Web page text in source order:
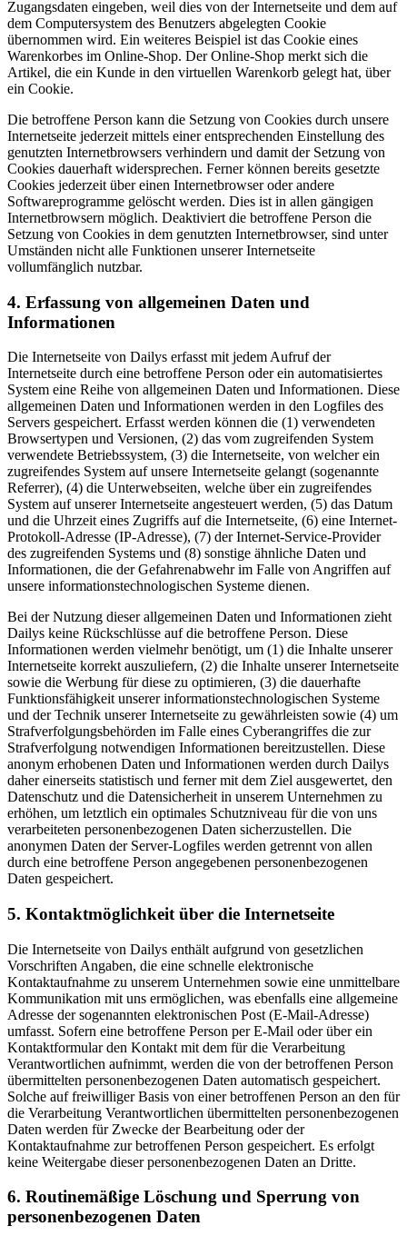
Zugangsdaten eingeben, weil dies von der Internetseite und dem auf
dem Computersystem des Benutzers abgelegten Cookie
übernommen wird. Ein weiteres Beispiel ist das Cookie eines
Warenkorbes im Online-Shop. Der Online-Shop merkt sich die
Artikel, die ein Kunde in den virtuellen Warenkorb gelegt hat, über
ein Cookie.
Die betroffene Person kann die Setzung von Cookies durch unsere
Internetseite jederzeit mittels einer entsprechenden Einstellung des
genutzten Internetbrowsers verhindern und damit der Setzung von
Cookies dauerhaft widersprechen. Ferner können bereits gesetzte
Cookies jederzeit über einen Internetbrowser oder andere
Softwareprogramme gelöscht werden. Dies ist in allen gängigen
Internetbrowsern möglich. Deaktiviert die betroffene Person die
Setzung von Cookies in dem genutzten Internetbrowser, sind unter
Umständen nicht alle Funktionen unserer Internetseite
vollumfänglich nutzbar.
4. Erfassung von allgemeinen Daten und
Informationen
Die Internetseite von Dailys erfasst mit jedem Aufruf der
Internetseite durch eine betroffene Person oder ein automatisiertes
System eine Reihe von allgemeinen Daten und Informationen. Diese
allgemeinen Daten und Informationen werden in den Logfiles des
Servers gespeichert. Erfasst werden können die (1) verwendeten
Browsertypen und Versionen, (2) das vom zugreifenden System
verwendete Betriebssystem, (3) die Internetseite, von welcher ein
zugreifendes System auf unsere Internetseite gelangt (sogenannte
Referrer), (4) die Unterwebseiten, welche über ein zugreifendes
System auf unserer Internetseite angesteuert werden, (5) das Datum
und die Uhrzeit eines Zugriffs auf die Internetseite, (6) eine Internet-
Protokoll-Adresse (IP-Adresse), (7) der Internet-Service-Provider
des zugreifenden Systems und (8) sonstige ähnliche Daten und
Informationen, die der Gefahrenabwehr im Falle von Angriffen auf
unsere informationstechnologischen Systeme dienen.
Bei der Nutzung dieser allgemeinen Daten und Informationen zieht
Dailys keine Rückschlüsse auf die betroffene Person. Diese
Informationen werden vielmehr benötigt, um (1) die Inhalte unserer
Internetseite korrekt auszuliefern, (2) die Inhalte unserer Internetseite
sowie die Werbung für diese zu optimieren, (3) die dauerhafte
Funktionsfähigkeit unserer informationstechnologischen Systeme
und der Technik unserer Internetseite zu gewährleisten sowie (4) um
Strafverfolgungsbehörden im Falle eines Cyberangriffes die zur
Strafverfolgung notwendigen Informationen bereitzustellen. Diese
anonym erhobenen Daten und Informationen werden durch Dailys
daher einerseits statistisch und ferner mit dem Ziel ausgewertet, den
Datenschutz und die Datensicherheit in unserem Unternehmen zu
erhöhen, um letztlich ein optimales Schutzniveau für die von uns
verarbeiteten personenbezogenen Daten sicherzustellen. Die
anonymen Daten der Server-Logfiles werden getrennt von allen
durch eine betroffene Person angegebenen personenbezogenen
Daten gespeichert.
5. Kontaktmöglichkeit über die Internetseite
Die Internetseite von Dailys enthält aufgrund von gesetzlichen
Vorschriften Angaben, die eine schnelle elektronische
Kontaktaufnahme zu unserem Unternehmen sowie eine unmittelbare
Kommunikation mit uns ermöglichen, was ebenfalls eine allgemeine
Adresse der sogenannten elektronischen Post (E-Mail-Adresse)
umfasst. Sofern eine betroffene Person per E-Mail oder über ein
Kontaktformular den Kontakt mit dem für die Verarbeitung
Verantwortlichen aufnimmt, werden die von der betroffenen Person
übermittelten personenbezogenen Daten automatisch gespeichert.
Solche auf freiwilliger Basis von einer betroffenen Person an den für
die Verarbeitung Verantwortlichen übermittelten personenbezogenen
Daten werden für Zwecke der Bearbeitung oder der
Kontaktaufnahme zur betroffenen Person gespeichert. Es erfolgt
keine Weitergabe dieser personenbezogenen Daten an Dritte.
6. Routinemäßige Löschung und Sperrung von
personenbezogenen Daten